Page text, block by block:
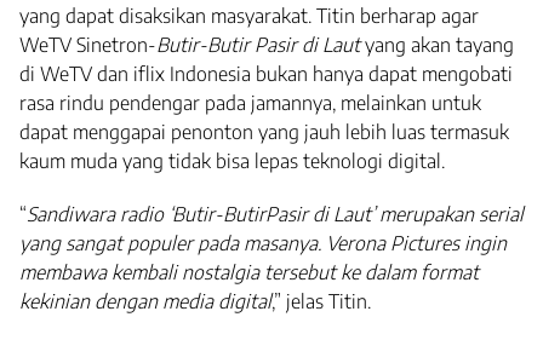
yang dapat disaksikan masyarakat. Titin berharap agar
WeTV Sinetron-Butir-Butir Pasir di Lautyang akan tayang
di WeTV dan iflix Indonesia bukan hanya dapat mengobati
rasa rindu pendengar pada jamannya, melainkan untuk
dapat menggapai penonton yang jauh lebih luas termasuk
kaum muda yang tidak bisa lepas teknologi digital.
“Sandiwara radio ‘Butir-ButirPasir di Laut’ merupakan serial
yang sangat populer pada masanya. Verona Pictures ingin
membawa kembali nostalgia tersebut ke dalam format
kekinian dengan media digital,” jelas Titin.